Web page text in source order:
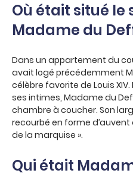
Où était situé le
Madame du
Dans un appartement du
avait logé précédemment
célèbre favorite de Louis
ses intimes, Madame du
chambre à coucher. Son
recourbé en forme
de la marquise ».
Qui était